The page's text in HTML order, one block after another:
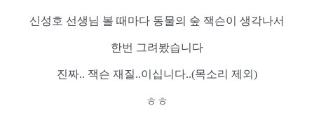
신성호 선생님 볼 때마다 동물의 숲 잭슨이 생각나서
한번 그려봤습니다
진짜.. 잭슨 재질..이십니다..(목소리 제외)
ㅎㅎ